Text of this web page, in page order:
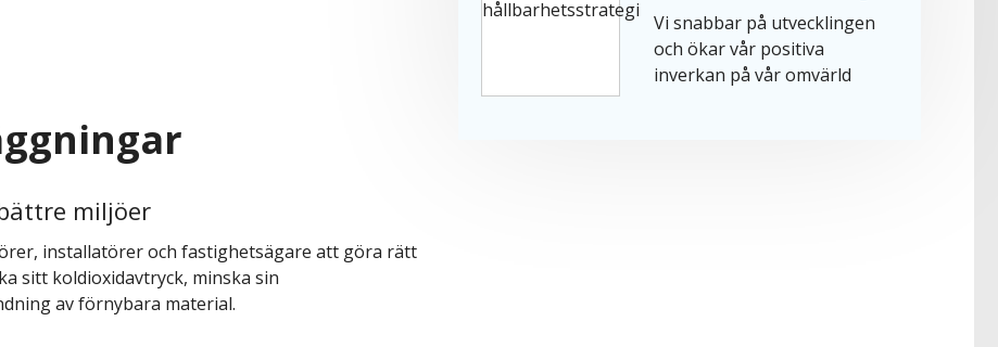
miljöer
installatörer och fastighetsägare att göra rätt
sitt koldioxidavtryck, minska sin
av förnybara material.
Vi snabbar på utvecklingen
och ökar vår positiva
inverkan på vår omvärld